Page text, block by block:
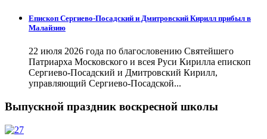
Епископ Сергиево-Посадский и Дмитровский Кирилл прибыл в
Малайзию
22 июля 2026 года по благословению Святейшего
Патриарха Московского и всея Руси Кирилла епископ
Сергиево-Посадский и Дмитровский Кирилл,
управляющий Сергиево-Посадской...
Выпускной праздник воскресной школы